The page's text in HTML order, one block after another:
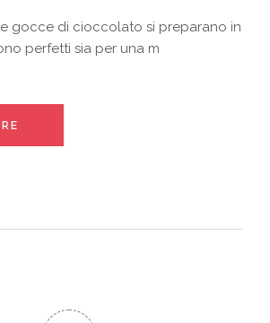
gocce di cioccolato si preparano in
perfetti sia per una m